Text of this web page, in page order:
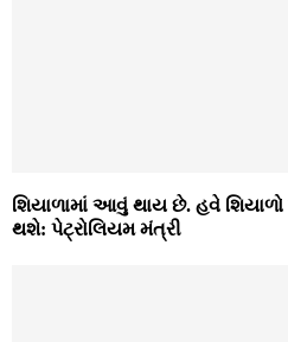
શિયાળામાં આવું થાય છે. હવે શિયાળો
થશે: પેટ્રોલિયમ મંત્રી